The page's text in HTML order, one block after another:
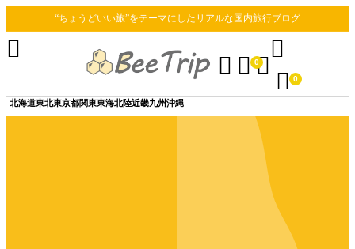
“ちょうどいい旅”をテーマにしたリアルな国内旅行ブログ
北海道東北東京都関東東海北陸近畿九州沖縄
  0

 0
